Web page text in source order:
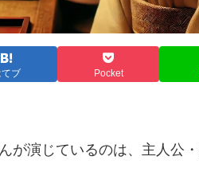
ブ Pocket
が演じているのは、主人公